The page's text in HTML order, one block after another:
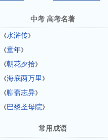
中考 高考名著
《水浒传》
《童年》
《朝花夕拾》
《海底两万里 》
《聊斋志异》
《巴黎圣母院》
常用成语